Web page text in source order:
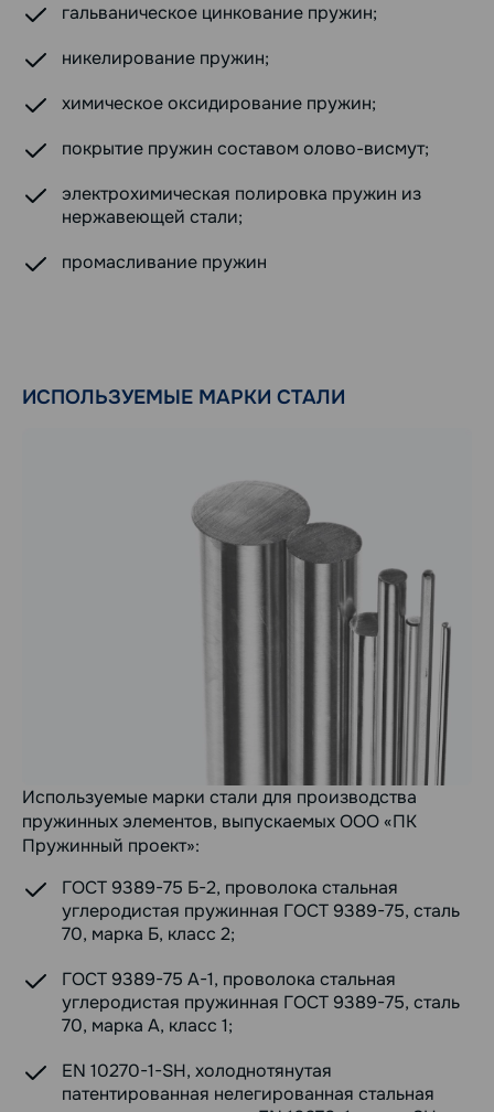
гальваническое цинкование пружин;
никелирование пружин;
химическое оксидирование пружин;
покрытие пружин составом олово-висмут;
электрохимическая полировка пружин из
нержавеющей стали;
промасливание пружин
ИСПОЛЬЗУЕМЫЕ МАРКИ СТАЛИ
Используемые марки стали для производства
пружинных элементов, выпускаемых ООО «ПК
Пружинный проект»:
ГОСТ 9389-75 Б-2, проволока стальная
углеродистая пружинная ГОСТ 9389-75, сталь
70, марка Б, класс 2;
ГОСТ 9389-75 А-1, проволока стальная
углеродистая пружинная ГОСТ 9389-75, сталь
70, марка А, класс 1;
EN 10270-1-SH, холоднотянутая
патентированная нелегированная стальная